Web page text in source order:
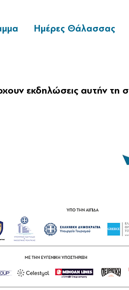
Ημέρες Θάλασσας
εκδηλώσεις αυτήν τη